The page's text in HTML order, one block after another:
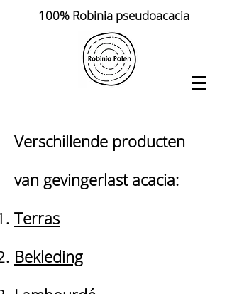
100% Robinia pseudoacacia
Verschillende producten
van gevingerlast acacia:
Terras
Bekleding